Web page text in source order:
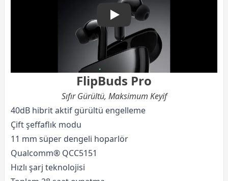
Xiaomi FlipBuds Pro TWS
FlipBuds Pro
Sıfır Gürültü, Maksimum Keyif
40dB hibrit aktif gürültü engelleme
Çift şeffaflık modu
11 mm süper dengeli hoparlör
Qualcomm® QCC5151
Hızlı şarj teknolojisi